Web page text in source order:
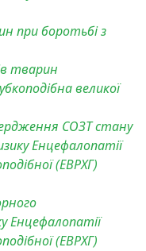
при боротьбі з
тварин
великої
СОЗТ стану
Енцефалопатії
(ЕВРХГ)
Енцефалопатії
(ЕВРХГ)